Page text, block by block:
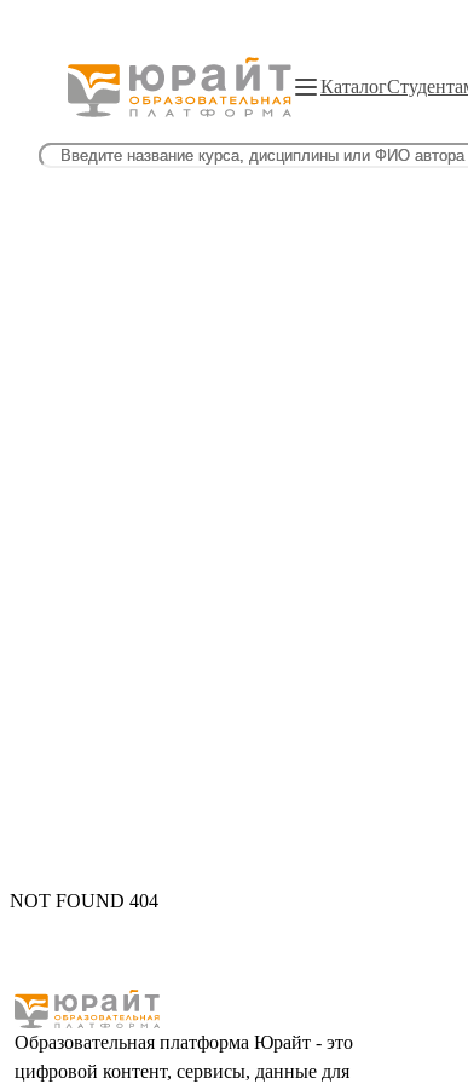
Каталог
NOT FOUND 404
Образовательная платформа Юрайт - это
цифровой контент, сервисы, данные для